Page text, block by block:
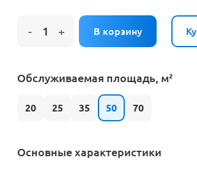
Обслуживаемая площадь, м²
20 25 35 50 70
Основные характеристики